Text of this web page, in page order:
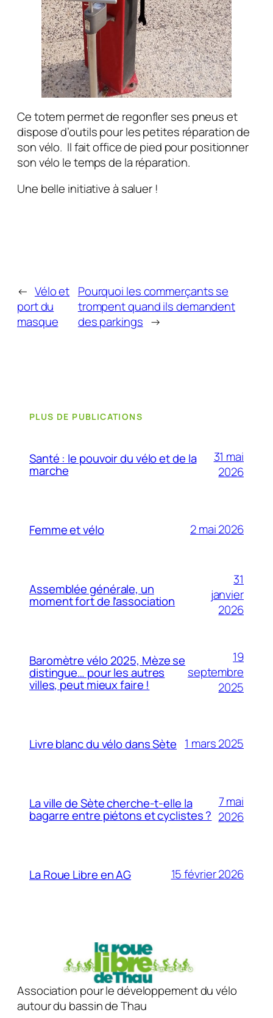
Ce totem permet de regonfler ses pneus et
dispose d’outils pour les petites réparation de
son vélo. Il fait office de pied pour positionner
son vélo le temps de la réparation.
Une belle initiative à saluer !
← Vélo et
port du
masque
Pourquoi les commerçants se
trompent quand ils demandent
des parkings →
PLUS DE PUBLICATIONS
Santé : le pouvoir du vélo et de la
marche
31 mai
2026
Femme et vélo 2 mai 2026
Assemblée générale, un
moment fort de l’association
31
janvier
2026
Baromètre vélo 2025, Mèze se
distingue… pour les autres
villes, peut mieux faire !
19
septembre
2025
Livre blanc du vélo dans Sète 1 mars 2025
La ville de Sète cherche-t-elle la
bagarre entre piétons et cyclistes ?
7 mai
2026
La Roue Libre en AG 15 février 2026
Association pour le développement du vélo
autour du bassin de Thau